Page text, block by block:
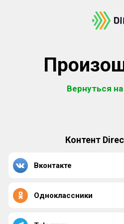
Вернуться
Контент
Вконтакте
Одноклассники